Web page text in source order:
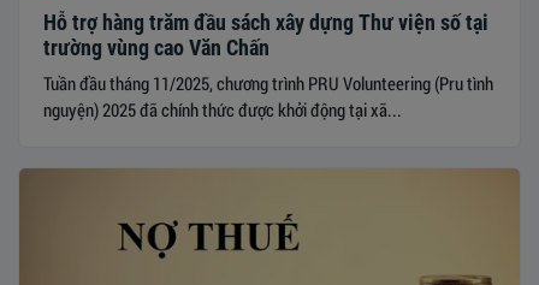
Hỗ trợ hàng trăm đầu sách xây dựng Thư viện số tại
trường vùng cao Văn Chấn
Tuần đầu tháng 11/2025, chương trình PRU Volunteering (Pru tình
nguyện) 2025 đã chính thức được khởi động tại xã...